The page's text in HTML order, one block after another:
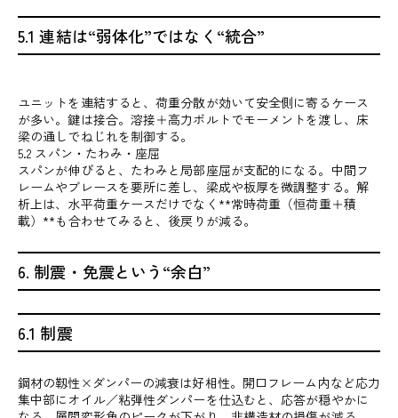
5.1 連結は“弱体化”ではなく“統合”
ユニットを連結すると、荷重分散が効いて安全側に寄るケース
が多い。鍵は接合。溶接＋高力ボルトでモーメントを渡し、床
梁の通しでねじれを制御する。
5.2 スパン・たわみ・座屈
スパンが伸びると、たわみと局部座屈が支配的になる。中間フ
レームやブレースを要所に差し、梁成や板厚を微調整する。解
析上は、水平荷重ケースだけでなく**常時荷重（恒荷重＋積
載）**も合わせてみると、後戻りが減る。
6. 制震・免震という“余白”
6.1 制震
鋼材の靱性×ダンパーの減衰は好相性。開口フレーム内など応力
集中部にオイル／粘弾性ダンパーを仕込むと、応答が穏やかに